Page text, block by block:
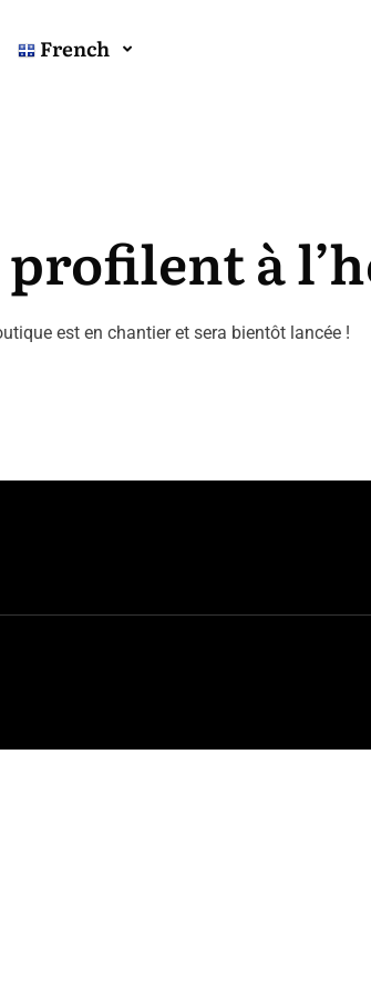
French
profilent à
est en chantier et sera bientôt lancée !